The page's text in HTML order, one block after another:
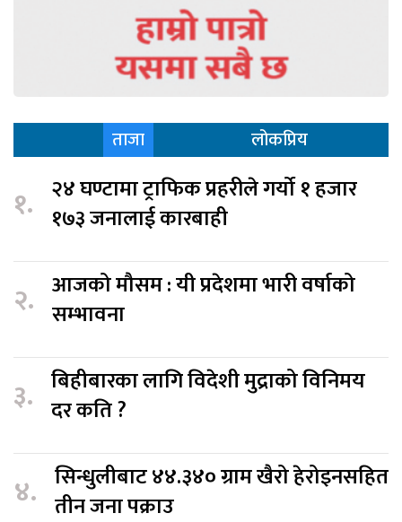
ताजा लोकप्रिय
१. २४ घण्टामा ट्राफिक प्रहरीले गर्यो १ हजार
१७३ जनालाई कारबाही
२. आजको मौसम : यी प्रदेशमा भारी वर्षाको
सम्भावना
३. बिहीबारका लागि विदेशी मुद्राको विनिमय
दर कति ?
४. सिन्धुलीबाट ४४.३४० ग्राम खैरो हेरोइनसहित
तीन जना पक्राउ